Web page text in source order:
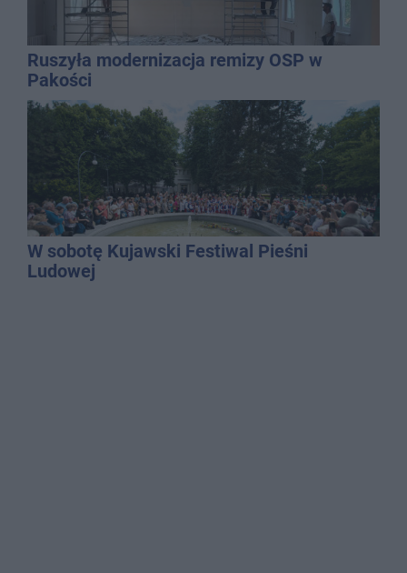
Ruszyła modernizacja remizy OSP w
Pakości
W sobotę Kujawski Festiwal Pieśni
Ludowej